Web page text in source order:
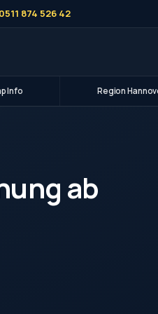
874 526 42
Info Region
ab